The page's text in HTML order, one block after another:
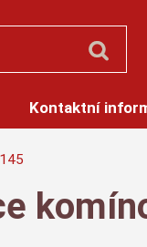
Kontaktní